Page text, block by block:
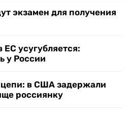
экзамен для получения
ЕС усугубляется:
у России
в США задержали
россиянку